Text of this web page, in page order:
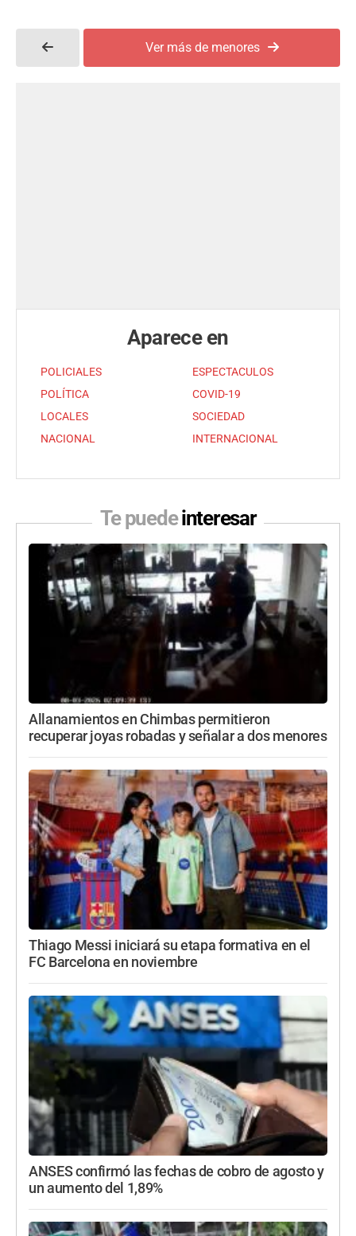
Ver más de menores
Aparece en
POLICIALES
POLÍTICA
LOCALES
NACIONAL
ESPECTACULOS
COVID-19
SOCIEDAD
INTERNACIONAL
Te puedeinteresar
Allanamientos en Chimbas permitieron
recuperar joyas robadas y señalar a dos menores
Thiago Messi iniciará su etapa formativa en el
FC Barcelona en noviembre
ANSES confirmó las fechas de cobro de agosto y
un aumento del 1,89%